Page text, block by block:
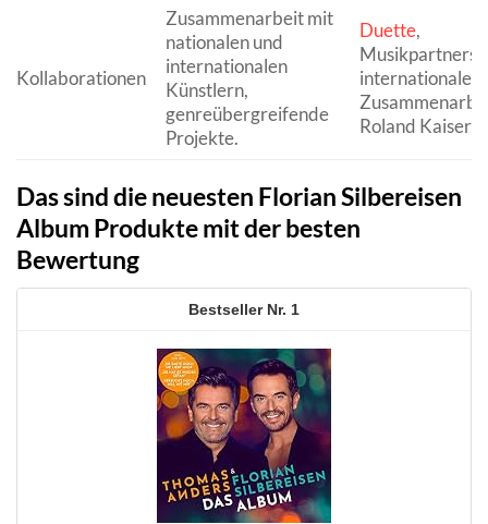
Kollaborationen
Zusammenarbeit mit
nationalen und
internationalen
Künstlern,
genreübergreifende
Projekte.
Duette,
internationale
Roland Kaiser,
Das sind die neuesten Florian Silbereisen
Album Produkte mit der besten
Bewertung
1